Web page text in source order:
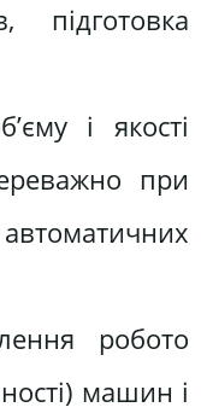
підготовка
і якості
при
робото
машин і